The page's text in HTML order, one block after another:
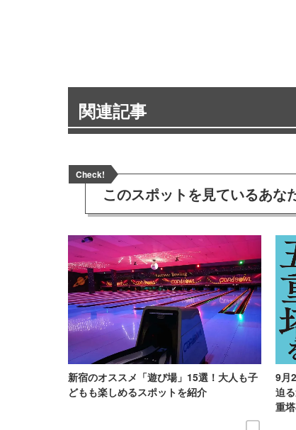
関連記事
Check!
このスポットを見ているあな
新宿のオススメ「遊び場」15選！大人も子
どもも楽しめるスポットを紹介
9月
迫
重